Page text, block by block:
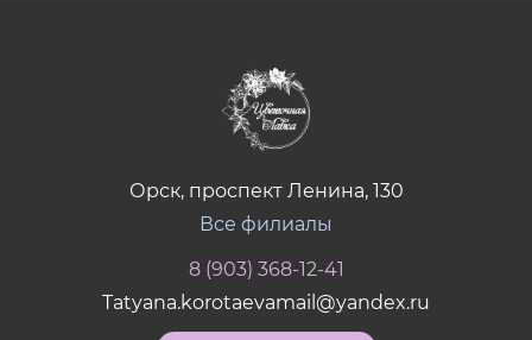
Орск, проспект Ленина, 130
Все филиалы
8 (903) 368-12-41
Tatyana.korotaevamail@yandex.ru